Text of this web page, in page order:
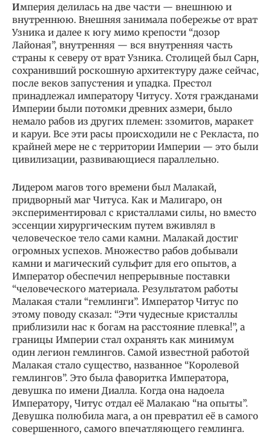
Империя делилась на две части — внешнюю и
внутреннюю. Внешняя занимала побережье от врат
Узника и далее к югу мимо крепости “дозор
Лайоная”, внутренняя — вся внутренняя часть
страны к северу от врат Узника. Столицей был Сарн,
сохранивший роскошную архитектуру даже сейчас,
после веков запустения и упадка. Престол
принадлежал императору Читусу. Хотя гражданами
Империи были потомки древних азмери, было
немало рабов из других племен: ззомитов, маракет
и каруи. Все эти расы происходили не с Рекласта, по
крайней мере не с территории Империи — это были
цивилизации, развивающиеся параллельно.
Лидером магов того времени был Малакай,
придворный маг Читуса. Как и Малигаро, он
экспериментировал с кристаллами силы, но вместо
эссенции хирургическим путем вживлял в
человеческое тело сами камни. Малакай достиг
огромных успехов. Множество рабов добывали
камни и магический сульфит для его опытов, а
Император обеспечил непрерывные поставки
“человеческого материала. Результатом работы
Малакая стали “гемлинги”. Император Читус по
этому поводу сказал: “Эти чудесные кристаллы
приблизили нас к богам на расстояние плевка!”, а
границы Империи стал охранять как минимум
один легион гемлингов. Самой известной работой
Малакая стало существо, названное “Королевой
гемлингов”. Это была фаворитка Императора,
девушка по имени Диалла. Когда она надоела
Императору, Читус отдал её Малакаю “на опыты”.
Девушка полюбила мага, а он превратил её в самого
совершенного, самого впечатляющего гемлинга.